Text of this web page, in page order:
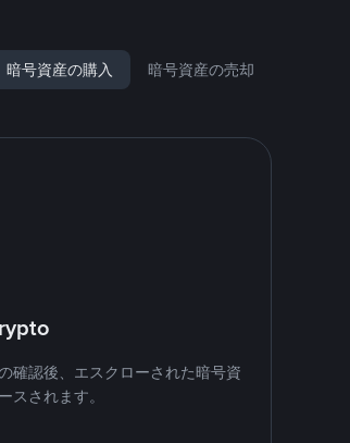
暗号資産の購入 暗号資産の売却
確認後、エスクローされた暗号資
スされます。